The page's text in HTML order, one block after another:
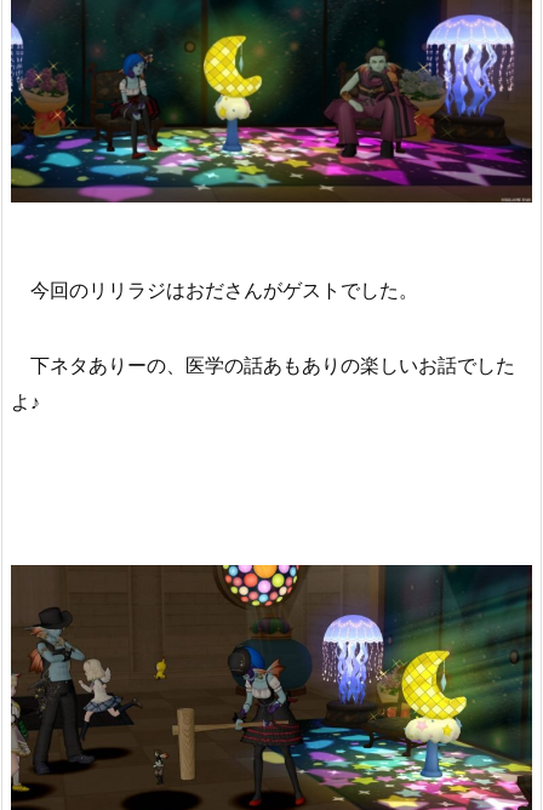
今回のリリラジはおださんがゲストでした。
下ネタありーの、医学の話あもありの楽しいお話でした
よ♪